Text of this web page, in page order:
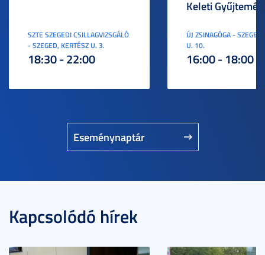
Eseménynaptár
SZTE SZEGEDI CSILLAGVIZSGÁLÓ
- SZEGED, KERTÉSZ U. 3.
18:30 - 22:00
Keleti
ÚJ ZSINAGÓGA -
U. 10.
16:00 - 18:00
Kapcsolódó hírek